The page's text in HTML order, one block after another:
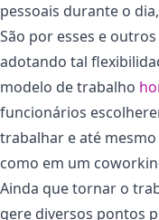
pessoais durante o
São por esses e
adotando tal
modelo de trabalho
funcionários
trabalhar e até
como em um
Ainda que tornar o
gere diversos pontos